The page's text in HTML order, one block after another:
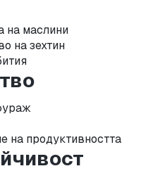
на маслини
на зехтин
на продуктивността